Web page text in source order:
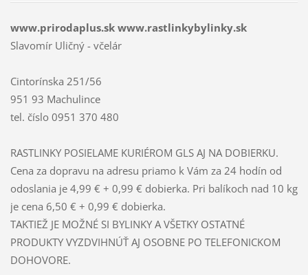
www.prirodaplus.sk www.rastlinkybylinky.sk
Slavomír Uličný - včelár
Cintorínska 251/56
951 93 Machulince
tel. číslo 0951 370 480
RASTLINKY POSIELAME KURIÉROM GLS AJ NA DOBIERKU.
Cena za dopravu na adresu priamo k Vám za 24 hodín od
odoslania je 4,99 € + 0,99 € dobierka. Pri balíkoch nad 10 kg
je cena 6,50 € + 0,99 € dobierka.
TAKTIEŽ JE MOŽNÉ SI BYLINKY A VŠETKY OSTATNÉ
PRODUKTY VYZDVIHNÚŤ AJ OSOBNE PO TELEFONICKOM
DOHOVORE.